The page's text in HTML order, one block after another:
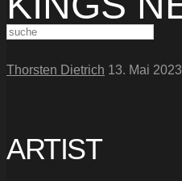
Thorsten Dietrich 13. Mai 2023
ARTIST